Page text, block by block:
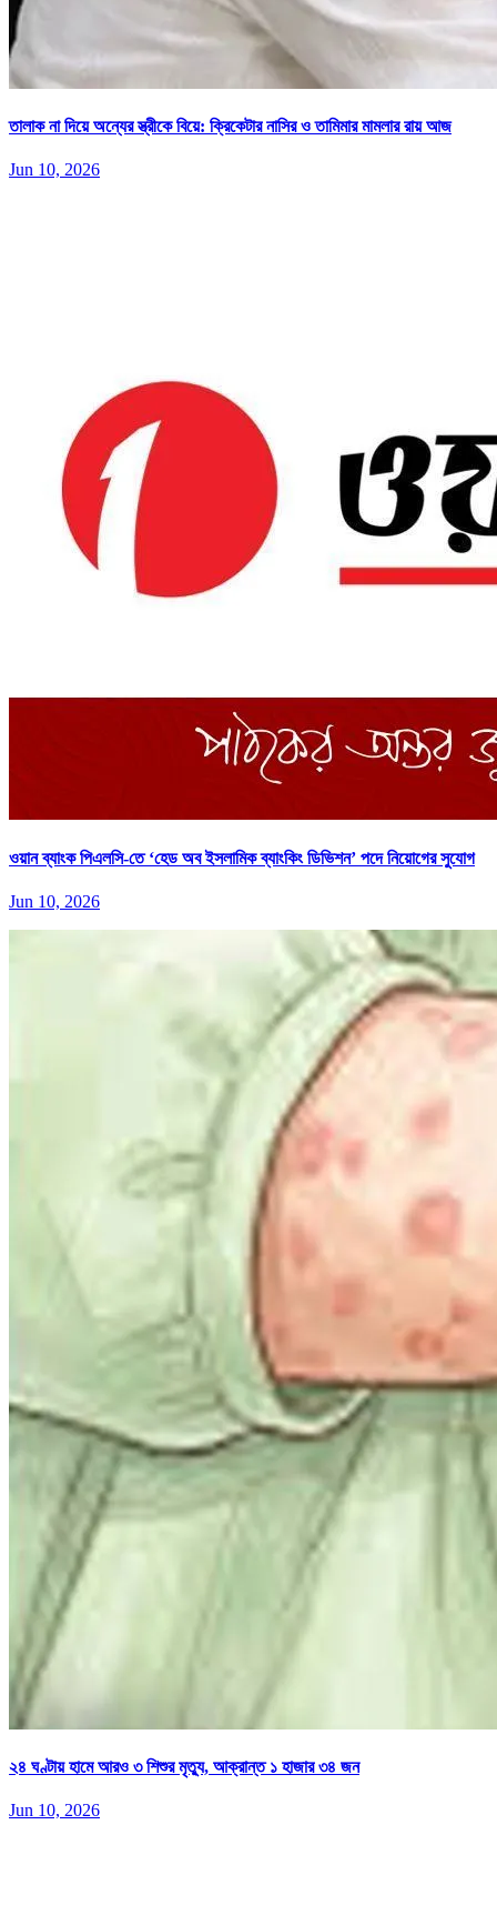
তালাক না দিয়ে অন্যের স্ত্রীকে বিয়ে: ক্রিকেটার নাসির ও তামিমার মামলার রায় আজ
Jun 10, 2026
ওয়ান ব্যাংক পিএলসি-তে ‘হেড অব ইসলামিক ব্যাংকিং ডিভিশন’ পদে নিয়োগের সুযোগ
Jun 10, 2026
২৪ ঘণ্টায় হামে আরও ৩ শিশুর মৃত্যু, আক্রান্ত ১ হাজার ৩৪ জন
Jun 10, 2026